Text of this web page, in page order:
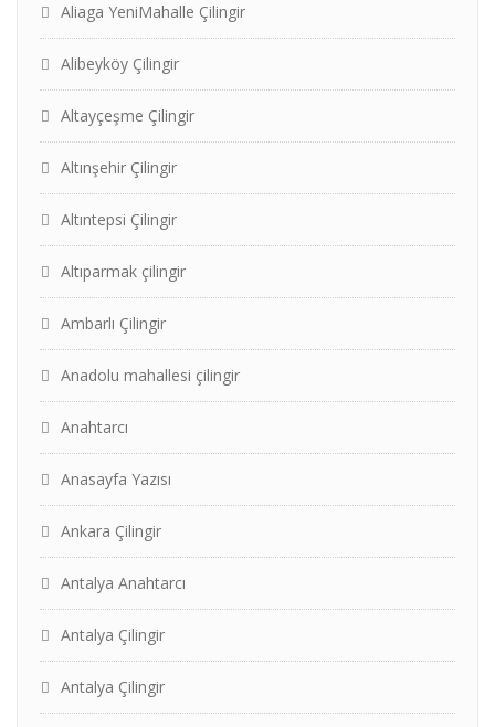
Aliaga YeniMahalle Çilingir
Alibeyköy Çilingir
Altayçeşme Çilingir
Altınşehir Çilingir
Altıntepsi Çilingir
Altıparmak çilingir
Ambarlı Çilingir
Anadolu mahallesi çilingir
Anahtarcı
Anasayfa Yazısı
Ankara Çilingir
Antalya Anahtarcı
Antalya Çilingir
Antalya Çilingir